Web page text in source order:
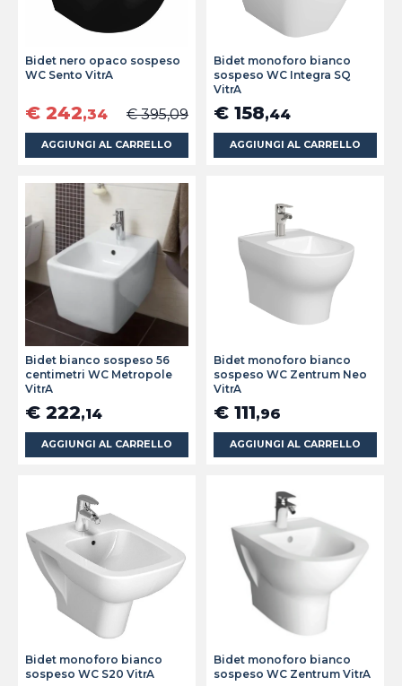
Bidet nero opaco sospeso
WC Sento VitrA
€ 242,34 € 395,09
AGGIUNGI AL CARRELLO
Bidet monoforo bianco
sospeso WC Integra SQ
VitrA
€ 158,44
AGGIUNGI AL CARRELLO
Bidet bianco sospeso 56
centimetri WC Metropole
VitrA
€ 222,14
AGGIUNGI AL CARRELLO
Bidet monoforo bianco
sospeso WC Zentrum Neo
VitrA
€ 111,96
AGGIUNGI AL CARRELLO
Bidet monoforo bianco
sospeso WC S20 VitrA
Bidet monoforo bianco
sospeso WC Zentrum VitrA